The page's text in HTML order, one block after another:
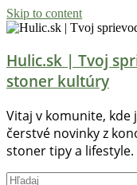
Skip to content
Hulic.sk | Tvoj
stoner kultúry
Vitaj v komunite, kde
čerstvé novinky z
stoner tipy a